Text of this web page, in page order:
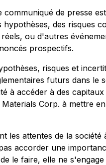
de presse
des risques
ou d'autres
prospectifs.
risques et
futurs dans le
à accéder à des
Corp. à mettre
attentes de la
accorder une
le faire, elle ne